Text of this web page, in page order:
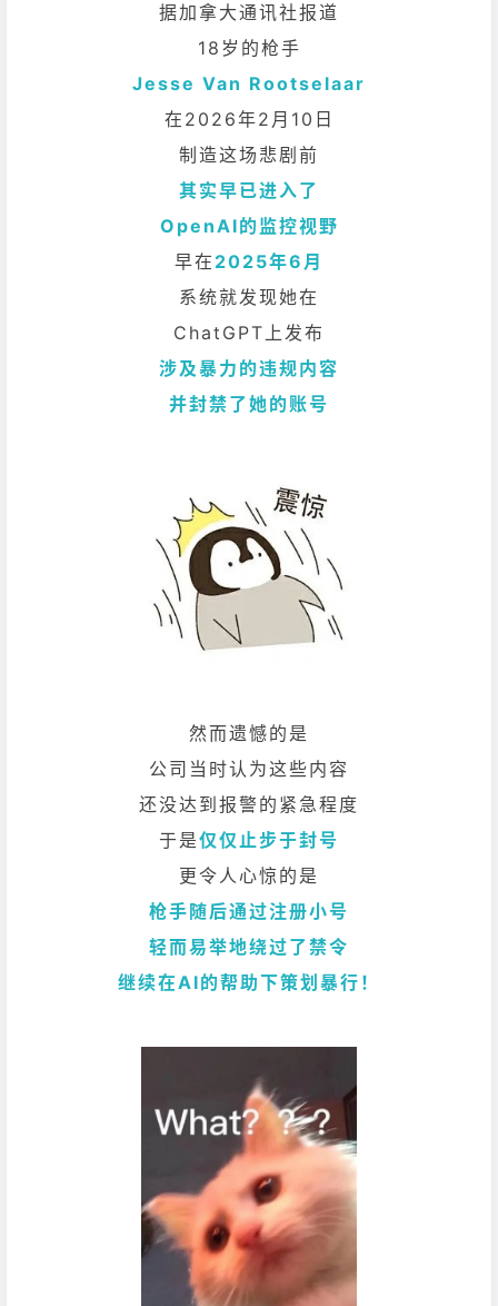
据加拿大通讯社报道
18岁的枪手
Jesse Van Rootselaar
在2026年2月10日
制造这场悲剧前
其实早已进入了
OpenAI的监控视野
早在 2025年6月
系统就发现她在
ChatGPT上发布
涉及暴力的违规内容
并封禁了她的账号
然而遗憾的是
公司当时认为这些内容
还没达到报警的紧急程度
于是仅仅止步于封号
更令人心惊的是
枪手随后通过注册小号
轻而易举地绕过了禁令
继续在AI的帮助下策划暴行！